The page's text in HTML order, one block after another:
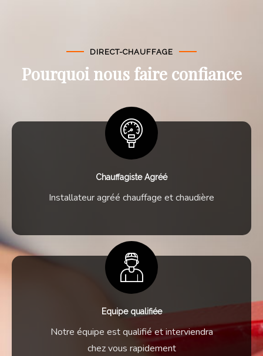
DIRECT-CHAUFFAGE
Pourquoi nous faire confiance
Chauffagiste Agréé
Installateur agréé chauffage et chaudière
Equipe qualifiée
Notre équipe est qualifié et interviendra
chez vous rapidement